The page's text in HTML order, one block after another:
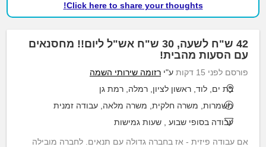
Click here to share your thoughts!
42 ש"ח לשעה, 30 ש"ח אש"ל ליום!! מחסנאים
עם הסעות מהבית!
פורסם לפני 15 דקות ע"י רזומה שירותי השמה
בת ים, לוד, ראשון לציון, רמלה, רמת גן
משמרות, משרה חלקית, משרה מלאה, עבודה זמנית
עבודה בסופי שבוע
שעות גמישות
אם עבודה פיזית - אז בחברה גדולה עם תנאים. לחברה מובילה